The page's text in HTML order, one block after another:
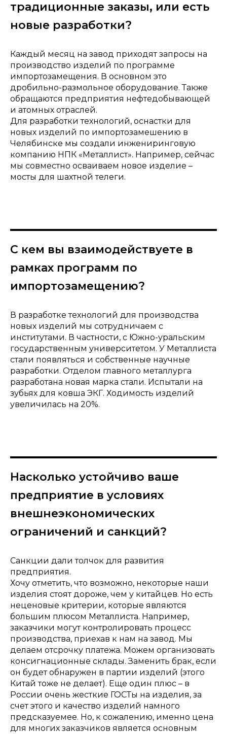
традиционные заказы, или есть
новые разработки?
Каждый месяц на завод приходят запросы на
производство изделий по программе
импортозамещения. В основном это
дробильно-размольное оборудование. Также
обращаются предприятия нефтедобывающей
и атомных отраслей.
Для разработки технологий, оснастки для
новых изделий по импортозамешению в
Челябинске мы создали инжениринговую
компанию НПК «Металлист». Например, сейчас
мы совместно осваиваем новое изделие –
мосты для шахтной телеги.
С кем вы взаимодействуете в
рамках программ по
импортозамещению?
В разработке технологий для производства
новых изделий мы сотрудничаем с
институтами. В частности, с Южно-уральским
государственным университетом. У Металлиста
стали появляться и собственные научные
разработки. Отделом главного металлурга
разработана новая марка стали. Испытали на
зубьях для ковша ЭКГ. Ходимость изделий
увеличилась на 20%.
Насколько устойчиво ваше
предприятие в условиях
внешнеэкономических
ограничений и санкций?
Санкции дали толчок для развития
предприятия.
Хочу отметить, что возможно, некоторые наши
изделия стоят дороже, чем у китайцев. Но есть
неценовые критерии, которые являются
большим плюсом Металлиста. Например,
заказчики могут контролировать процесс
производства, приехав к нам на завод. Мы
делаем отсрочку платежа. Можем организовать
консигнационные склады. Заменить брак, если
он будет обнаружен в партии изделий (этого
Китай тоже не делает). Еще один плюс – в
России очень жесткие ГОСТы на изделия, за
счет этого и качество изделий намного
предсказуемее. Но, к сожалению, именно цена
для многих заказчиков является основным